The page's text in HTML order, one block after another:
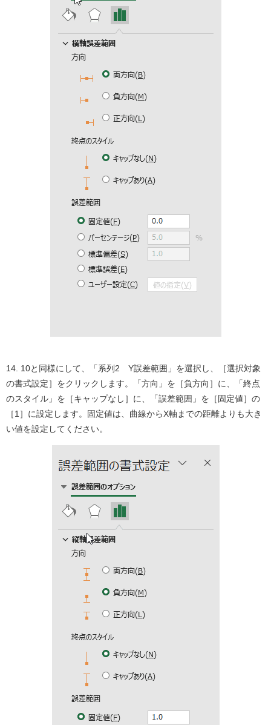
14. 10と同様にして、「系列2 Y誤差範囲」を選択し、［選択対象
の書式設定］をクリックします。「方向」を［負方向］に、「終点
のスタイル」を［キャップなし］に、「誤差範囲」を［固定値］の
［1］に設定します。固定値は、曲線からX軸までの距離よりも大き
い値を設定してください。